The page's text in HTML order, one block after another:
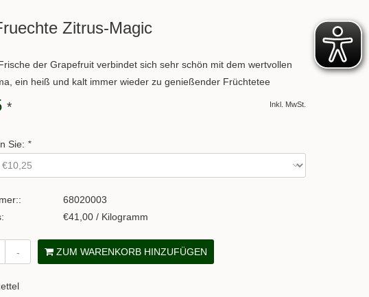
Zitrus-Magic
der Grapefruit verbindet sich sehr schön mit dem wertvollen
ein heiß und kalt immer wieder zu genießender Früchtetee
* Inkl. MwSt.
Sie: *
68020003
€41,00 / Kilogramm
- ZUM WARENKORB HINZUFÜGEN